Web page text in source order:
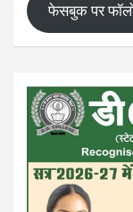
फेसबुक पर